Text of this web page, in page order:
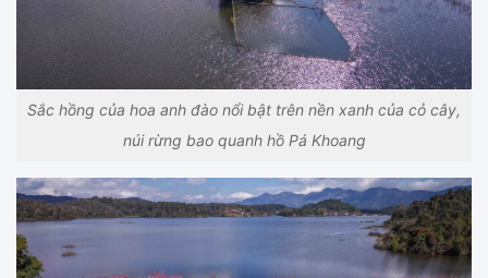
Sắc hồng của hoa anh đào nổi bật trên nền xanh của cỏ cây,
núi rừng bao quanh hồ Pá Khoang